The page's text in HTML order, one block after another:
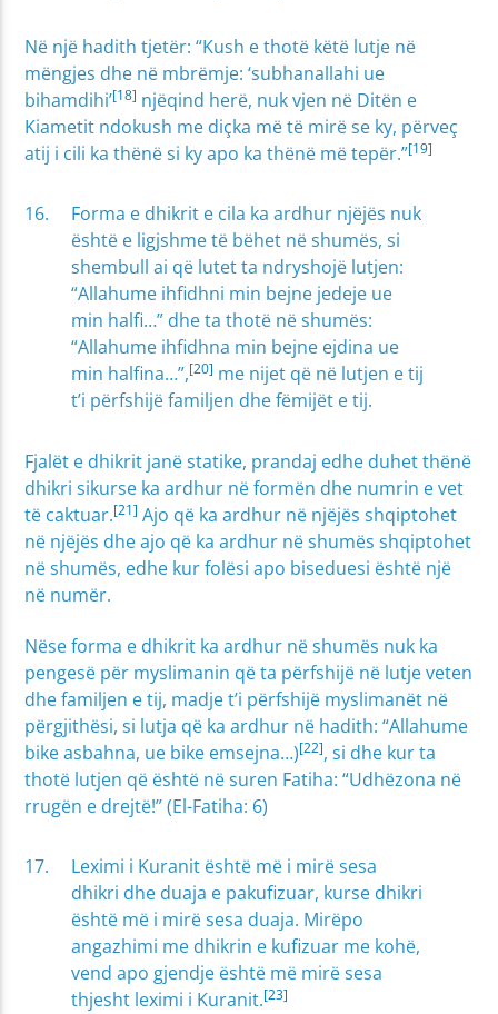
Në një hadith tjetër: “Kush e thotë këtë lutje në
mëngjes dhe në mbrëmje: ‘subhanallahi ue
bihamdihi’[18] njëqind herë, nuk vjen në Ditën e
Kiametit ndokush me diçka më të mirë se ky, përveç
atij i cili ka thënë si ky apo ka thënë më tepër.”[19]
Forma e dhikrit e cila ka ardhur njëjës nuk
është e ligjshme të bëhet në shumës, si
shembull ai që lutet ta ndryshojë lutjen:
“Allahume ihfidhni min bejne jedeje ue
min halfi…” dhe ta thotë në shumës:
“Allahume ihfidhna min bejne ejdina ue
min halfina…”,[20] me nijet që në lutjen e tij
t’i përfshijë familjen dhe fëmijët e tij.
Fjalët e dhikrit janë statike, prandaj edhe duhet thënë
dhikri sikurse ka ardhur në formën dhe numrin e vet
të caktuar.[21] Ajo që ka ardhur në njëjës shqiptohet
në njëjës dhe ajo që ka ardhur në shumës shqiptohet
në shumës, edhe kur folësi apo biseduesi është një
në numër.
Nëse forma e dhikrit ka ardhur në shumës nuk ka
pengesë për myslimanin që ta përfshijë në lutje veten
dhe familjen e tij, madje t’i përfshijë myslimanët në
përgjithësi, si lutja që ka ardhur në hadith: “Allahume
bike asbahna, ue bike emsejna…)[22], si dhe kur ta
thotë lutjen që është në suren Fatiha: “Udhëzona në
rrugën e drejtë!” (El-Fatiha: 6)
Leximi i Kuranit është më i mirë sesa
dhikri dhe duaja e pakufizuar, kurse dhikri
është më i mirë sesa duaja. Mirëpo
angazhimi me dhikrin e kufizuar me kohë,
vend apo gjendje është më mirë sesa
thjesht leximi i Kuranit.[23]